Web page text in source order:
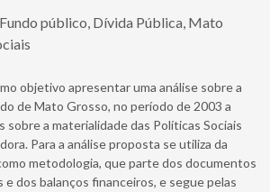
Fundo público, Dívida Pública, Mato
objetivo apresentar uma análise sobre a
de Mato Grosso, no período de 2003 a
sobre a materialidade das Políticas Sociais
Para a análise proposta se utiliza da
metodologia, que parte dos documentos
dos balanços financeiros, e segue pelas